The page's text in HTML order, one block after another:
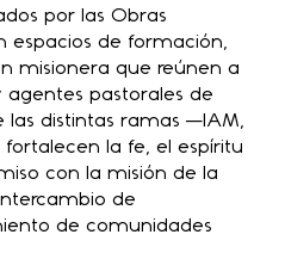
por las Obras
espacios de formación,
misionera que reúnen a
agentes pastorales de
distintas ramas —IAM,
fortalecen la fe, el espíritu
con la misión de la
de
de comunidades